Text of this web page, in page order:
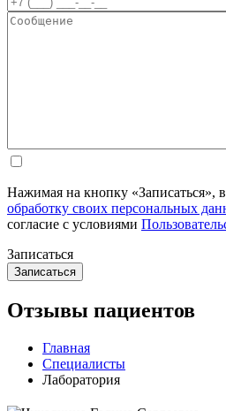
Нажимая на кнопку «Записаться»,
обработку своих персональных
согласие с условиями
Записаться
Отзывы пациентов
Главная
Специалисты
Лаборатория